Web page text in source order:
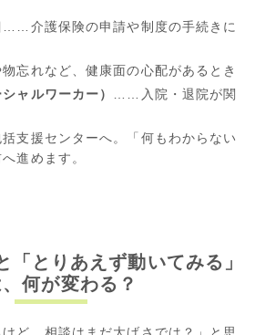
……介護保険の申請や制度の手続きに
忘れなど、健康面の心配があるとき
ャルワーカー）
……入院・退院が関
支援センターへ。「何もわからない
進めます。
「とりあえず動いてみる」
何が変わる？